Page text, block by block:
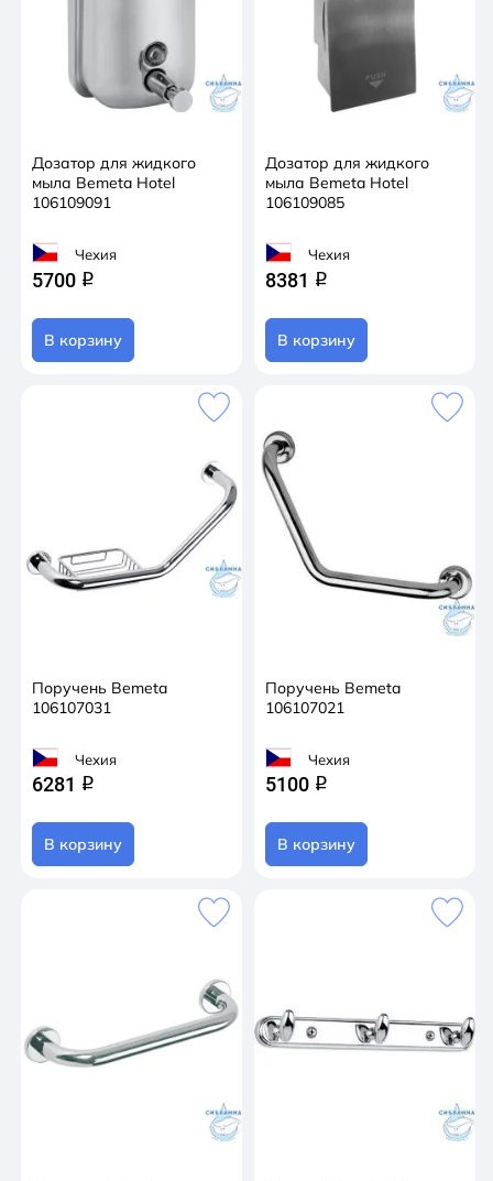
Дозатор для жидкого
мыла Bemeta Hotel
106109091
Чехия
5700 q
В корзину
Дозатор для жидкого
мыла Bemeta Hotel
106109085
Чехия
8381 q
В корзину
Поручень Bemeta
106107031
Чехия
6281 q
В корзину
Поручень Bemeta
106107021
Чехия
5100 q
В корзину